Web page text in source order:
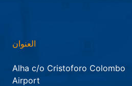
العنوان
Alha c/o Cristoforo Colombo
Airport